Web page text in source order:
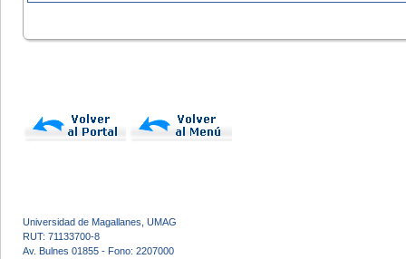
Universidad de Magallanes, UMAG
RUT: 71133700-8
Av. Bulnes 01855 - Fono: 2207000